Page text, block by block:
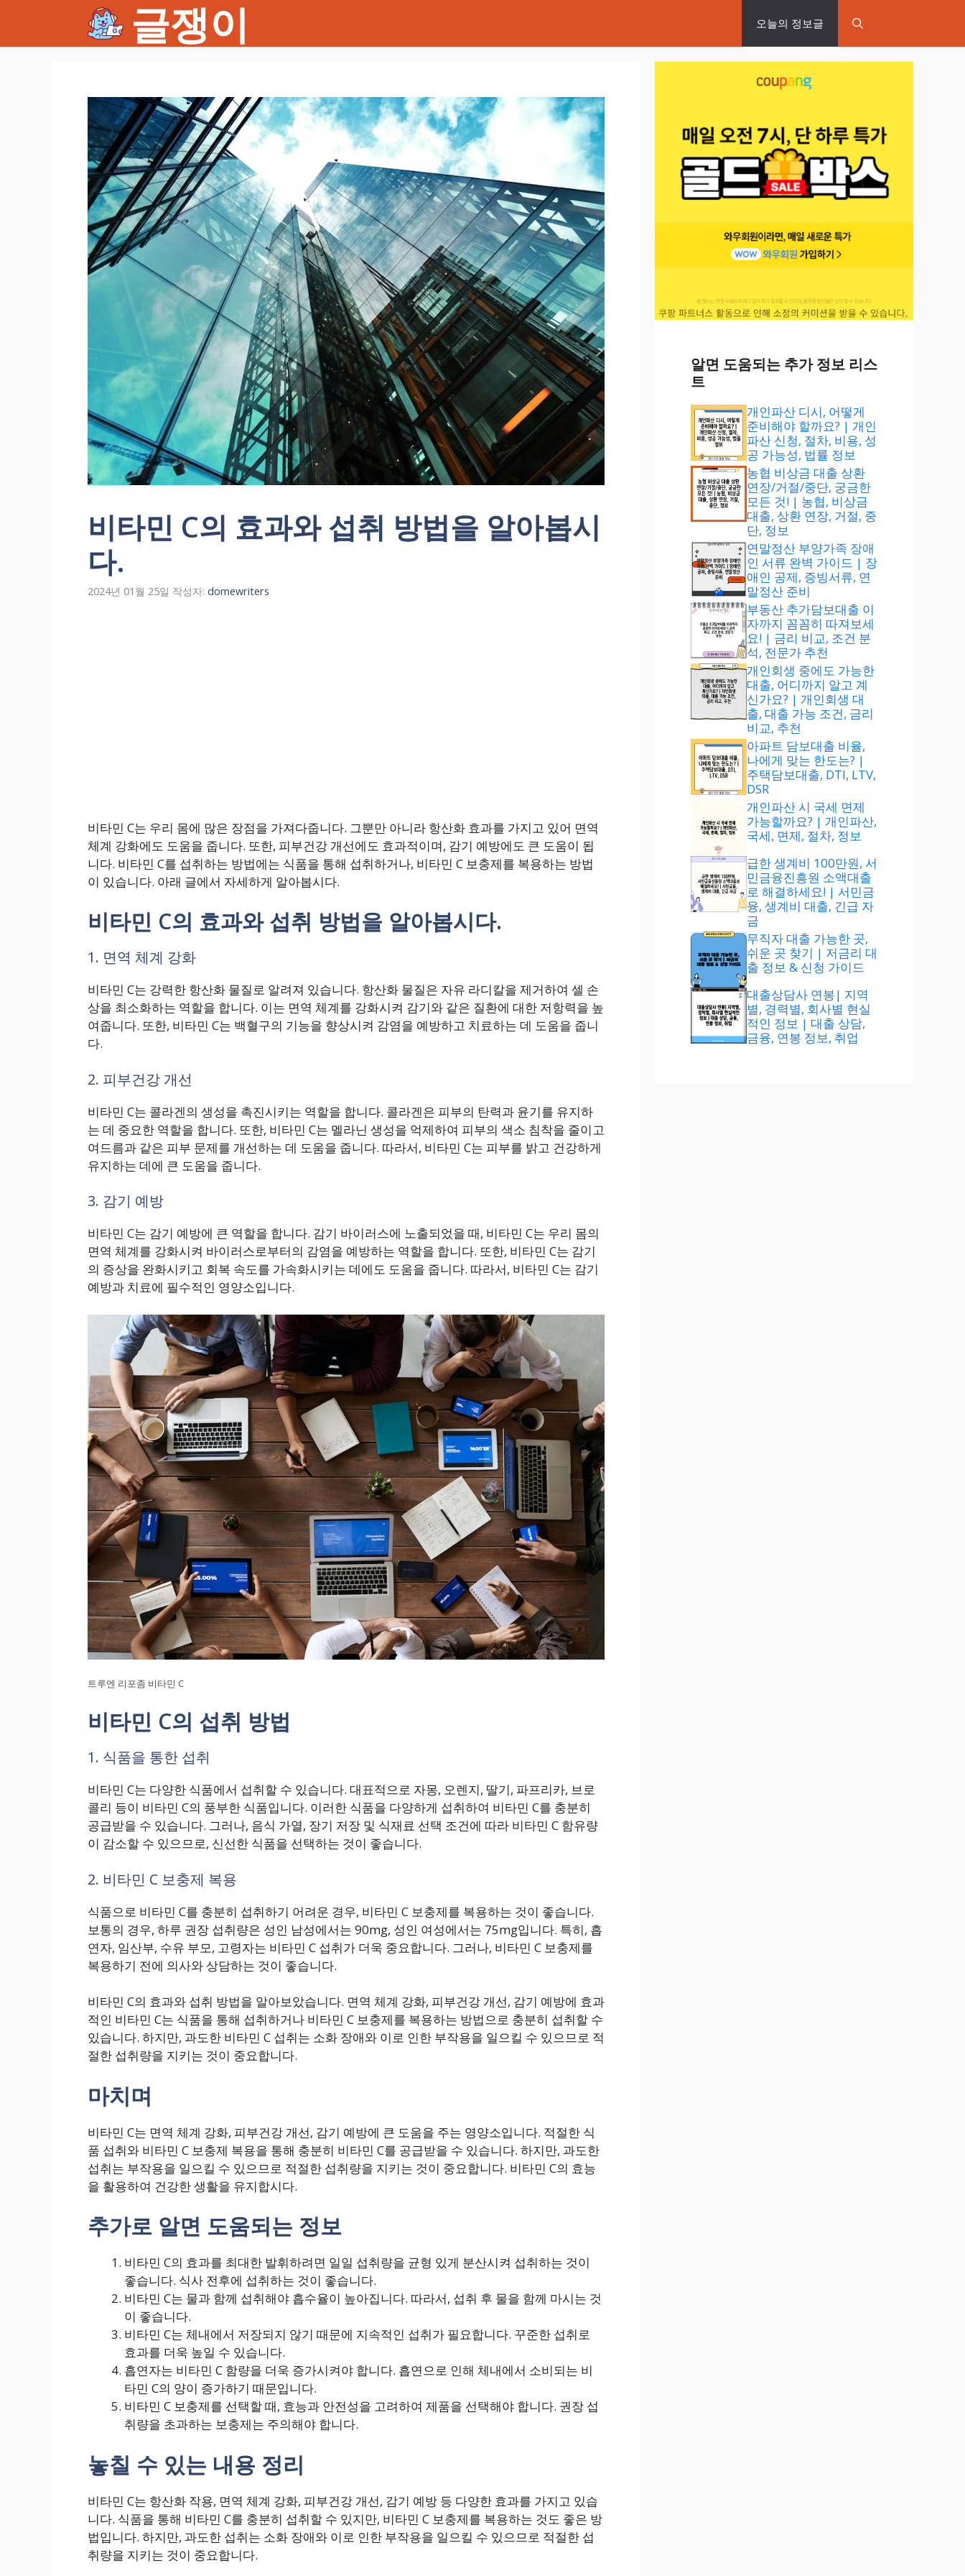
츠
글쟁이 오늘의 정보글
비타민 C의 효과와 섭취 방법을 알아봅시
다.
2024년 01월 25일 작성자: domewriters
비타민 C는 우리 몸에 많은 장점을 가져다줍니다. 그뿐만 아니라 항산화 효과를 가지고 있어 면역
체계 강화에도 도움을 줍니다. 또한, 피부건강 개선에도 효과적이며, 감기 예방에도 큰 도움이 됩
니다. 비타민 C를 섭취하는 방법에는 식품을 통해 섭취하거나, 비타민 C 보충제를 복용하는 방법
이 있습니다. 아래 글에서 자세하게 알아봅시다.
비타민 C의 효과와 섭취 방법을 알아봅시다.
1. 면역 체계 강화
비타민 C는 강력한 항산화 물질로 알려져 있습니다. 항산화 물질은 자유 라디칼을 제거하여 셀 손
상을 최소화하는 역할을 합니다. 이는 면역 체계를 강화시켜 감기와 같은 질환에 대한 저항력을 높
여줍니다. 또한, 비타민 C는 백혈구의 기능을 향상시켜 감염을 예방하고 치료하는 데 도움을 줍니
다.
2. 피부건강 개선
비타민 C는 콜라겐의 생성을 촉진시키는 역할을 합니다. 콜라겐은 피부의 탄력과 윤기를 유지하
는 데 중요한 역할을 합니다. 또한, 비타민 C는 멜라닌 생성을 억제하여 피부의 색소 침착을 줄이고
여드름과 같은 피부 문제를 개선하는 데 도움을 줍니다. 따라서, 비타민 C는 피부를 밝고 건강하게
유지하는 데에 큰 도움을 줍니다.
3. 감기 예방
비타민 C는 감기 예방에 큰 역할을 합니다. 감기 바이러스에 노출되었을 때, 비타민 C는 우리 몸의
면역 체계를 강화시켜 바이러스로부터의 감염을 예방하는 역할을 합니다. 또한, 비타민 C는 감기
의 증상을 완화시키고 회복 속도를 가속화시키는 데에도 도움을 줍니다. 따라서, 비타민 C는 감기
예방과 치료에 필수적인 영양소입니다.
트루엔 리포좀 비타민 C
비타민 C의 섭취 방법
1. 식품을 통한 섭취
비타민 C는 다양한 식품에서 섭취할 수 있습니다. 대표적으로 자몽, 오렌지, 딸기, 파프리카, 브로
콜리 등이 비타민 C의 풍부한 식품입니다. 이러한 식품을 다양하게 섭취하여 비타민 C를 충분히
공급받을 수 있습니다. 그러나, 음식 가열, 장기 저장 및 식재료 선택 조건에 따라 비타민 C 함유량
이 감소할 수 있으므로, 신선한 식품을 선택하는 것이 좋습니다.
2. 비타민 C 보충제 복용
식품으로 비타민 C를 충분히 섭취하기 어려운 경우, 비타민 C 보충제를 복용하는 것이 좋습니다.
보통의 경우, 하루 권장 섭취량은 성인 남성에서는 90mg, 성인 여성에서는 75mg입니다. 특히, 흡
연자, 임산부, 수유 부모, 고령자는 비타민 C 섭취가 더욱 중요합니다. 그러나, 비타민 C 보충제를
복용하기 전에 의사와 상담하는 것이 좋습니다.
비타민 C의 효과와 섭취 방법을 알아보았습니다. 면역 체계 강화, 피부건강 개선, 감기 예방에 효과
적인 비타민 C는 식품을 통해 섭취하거나 비타민 C 보충제를 복용하는 방법으로 충분히 섭취할 수
있습니다. 하지만, 과도한 비타민 C 섭취는 소화 장애와 이로 인한 부작용을 일으킬 수 있으므로 적
절한 섭취량을 지키는 것이 중요합니다.
마치며
비타민 C는 면역 체계 강화, 피부건강 개선, 감기 예방에 큰 도움을 주는 영양소입니다. 적절한 식
품 섭취와 비타민 C 보충제 복용을 통해 충분히 비타민 C를 공급받을 수 있습니다. 하지만, 과도한
섭취는 부작용을 일으킬 수 있으므로 적절한 섭취량을 지키는 것이 중요합니다. 비타민 C의 효능
을 활용하여 건강한 생활을 유지합시다.
추가로 알면 도움되는 정보
비타민 C의 효과를 최대한 발휘하려면 일일 섭취량을 균형 있게 분산시켜 섭취하는 것이
좋습니다. 식사 전후에 섭취하는 것이 좋습니다.
비타민 C는 물과 함께 섭취해야 흡수율이 높아집니다. 따라서, 섭취 후 물을 함께 마시는 것
이 좋습니다.
비타민 C는 체내에서 저장되지 않기 때문에 지속적인 섭취가 필요합니다. 꾸준한 섭취로
효과를 더욱 높일 수 있습니다.
흡연자는 비타민 C 함량을 더욱 증가시켜야 합니다. 흡연으로 인해 체내에서 소비되는 비
타민 C의 양이 증가하기 때문입니다.
비타민 C 보충제를 선택할 때, 효능과 안전성을 고려하여 제품을 선택해야 합니다. 권장 섭
취량을 초과하는 보충제는 주의해야 합니다.
놓칠 수 있는 내용 정리
비타민 C는 항산화 작용, 면역 체계 강화, 피부건강 개선, 감기 예방 등 다양한 효과를 가지고 있습
니다. 식품을 통해 비타민 C를 충분히 섭취할 수 있지만, 비타민 C 보충제를 복용하는 것도 좋은 방
법입니다. 하지만, 과도한 섭취는 소화 장애와 이로 인한 부작용을 일으킬 수 있으므로 적절한 섭
취량을 지키는 것이 중요합니다.
알면 도움되는 추가 정보 리스
트
개인파산 디시, 어떻게
준비해야 할까요? | 개인
파산 신청, 절차, 비용, 성
공 가능성, 법률 정보
농협 비상금 대출 상환
연장/거절/중단, 궁금한
모든 것! | 농협, 비상금
대출, 상환 연장, 거절, 중
단, 정보
연말정산 부양가족 장애
인 서류 완벽 가이드 | 장
애인 공제, 증빙서류, 연
말정산 준비
부동산 추가담보대출 이
자까지 꼼꼼히 따져보세
요! | 금리 비교, 조건 분
석, 전문가 추천
개인회생 중에도 가능한
대출, 어디까지 알고 계
신가요? | 개인회생 대
출, 대출 가능 조건, 금리
비교, 추천
아파트 담보대출 비율,
나에게 맞는 한도는? |
주택담보대출, DTI, LTV,
DSR
개인파산 시 국세 면제
가능할까요? | 개인파산,
국세, 면제, 절차, 정보
급한 생계비 100만원, 서
민금융진흥원 소액대출
로 해결하세요! | 서민금
융, 생계비 대출, 긴급 자
금
무직자 대출 가능한 곳,
쉬운 곳 찾기 | 저금리 대
출 정보 & 신청 가이드
대출상담사 연봉| 지역
별, 경력별, 회사별 현실
적인 정보 | 대출 상담,
금융, 연봉 정보, 취업